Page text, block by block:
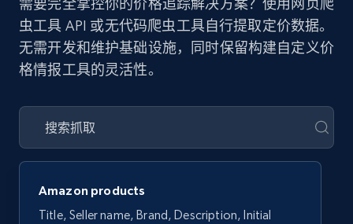
需要完全掌控你的价格追踪解决方案？使用网页爬
虫工具 API 或无代码爬虫工具自行提取定价数据。
无需开发和维护基础设施，同时保留构建自定义价
格情报工具的灵活性。
Amazon products
Title, Seller name, Brand, Description, Initial